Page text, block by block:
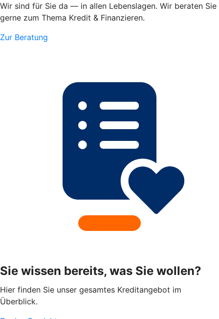
Wir sind für Sie da — in allen Lebenslagen. Wir beraten Sie
gerne zum Thema Kredit & Finanzieren.
Zur Beratung
Sie wissen bereits, was Sie wollen?
Hier finden Sie unser gesamtes Kreditangebot im
Überblick.